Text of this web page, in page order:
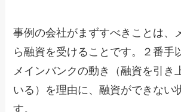
事例の会社がまずすべきことは、
ら融資を受けることです。２番手
メインバンクの動き（融資を引き
いる）を理由に、融資ができない
す。